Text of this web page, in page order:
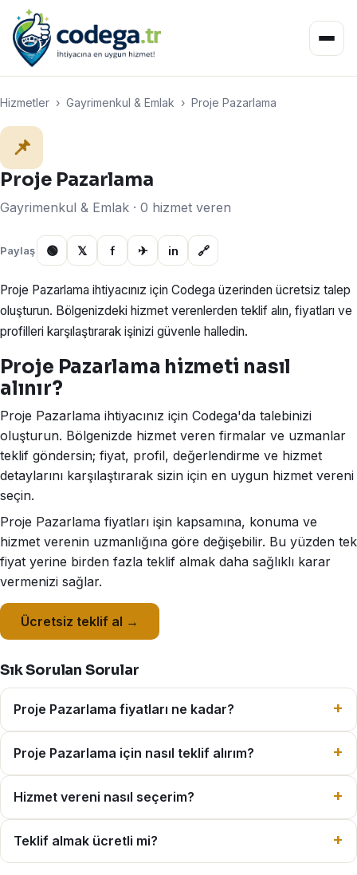
Hizmetler › Gayrimenkul & Emlak › Proje Pazarlama
📌
Proje Pazarlama
Gayrimenkul & Emlak · 0 hizmet veren
Paylaş 🟢 𝕏 f ✈ in 🔗
Proje Pazarlama ihtiyacınız için Codega üzerinden ücretsiz talep
oluşturun. Bölgenizdeki hizmet verenlerden teklif alın, fiyatları ve
profilleri karşılaştırarak işinizi güvenle halledin.
Proje Pazarlama hizmeti nasıl
alınır?
Proje Pazarlama ihtiyacınız için Codega'da talebinizi
oluşturun. Bölgenizde hizmet veren firmalar ve uzmanlar
teklif göndersin; fiyat, profil, değerlendirme ve hizmet
detaylarını karşılaştırarak sizin için en uygun hizmet vereni
seçin.
Proje Pazarlama fiyatları işin kapsamına, konuma ve
hizmet verenin uzmanlığına göre değişebilir. Bu yüzden tek
fiyat yerine birden fazla teklif almak daha sağlıklı karar
vermenizi sağlar.
Ücretsiz teklif al →
Sık Sorulan Sorular
Proje Pazarlama fiyatları ne kadar?
Proje Pazarlama için nasıl teklif alırım?
Hizmet vereni nasıl seçerim?
Teklif almak ücretli mi?